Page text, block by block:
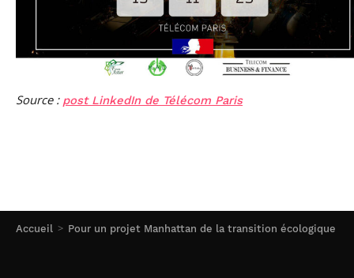
Accueil Pour un projet Manhattan de la transition écologique
Source : post LinkedIn de Télécom Paris